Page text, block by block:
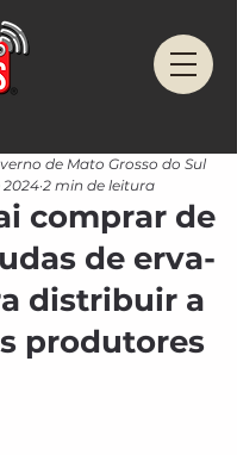
comprar de
de erva-
distribuir a
produtores
de Mato Grosso do Sul
2024 2 min de leitura